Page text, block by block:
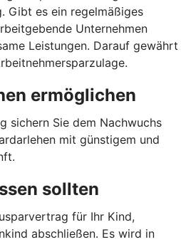
Gibt es ein regelmäßiges
Unternehmen
Leistungen. Darauf gewährt
ermöglichen
sichern Sie dem Nachwuchs
mit günstigem und
sollten
für Ihr Kind,
abschließen. Es wird in